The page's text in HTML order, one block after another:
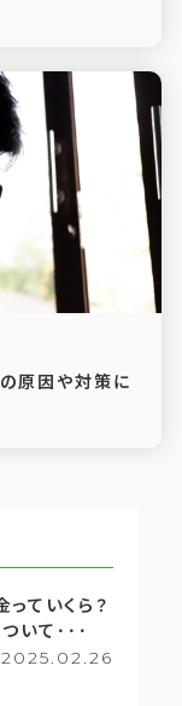
原因や対策に
ていくら？
いて･･･
2025.02.26